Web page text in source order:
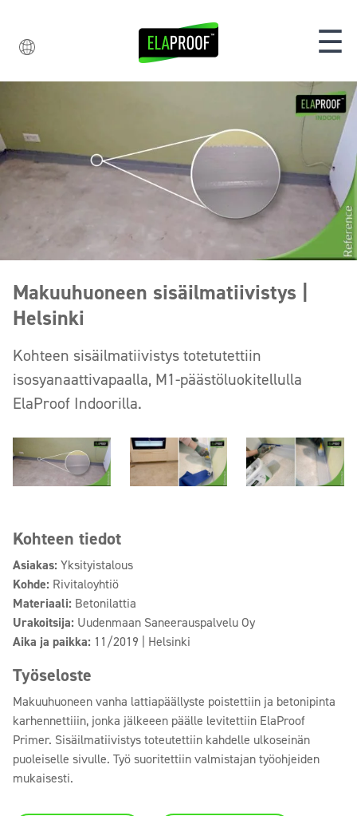
☰
Makuuhuoneen sisäilmatiivistys |
Helsinki
Kohteen sisäilmatiivistys totetutettiin
isosyanaattivapaalla, M1-päästöluokitellulla
ElaProof Indoorilla.
Kohteen tiedot
Asiakas: Yksityistalous
Kohde: Rivitaloyhtiö
Materiaali: Betonilattia
Urakoitsija: Uudenmaan Saneerauspalvelu Oy
Aika ja paikka: 11/2019 | Helsinki
Työseloste
Makuuhuoneen vanha lattiapäällyste poistettiin ja betonipinta
karhennettiiin, jonka jälkeeen päälle levitettiin ElaProof
Primer. Sisäilmatiivistys toteutettiin kahdelle ulkoseinän
puoleiselle sivulle. Työ suoritettiin valmistajan työohjeiden
mukaisesti.